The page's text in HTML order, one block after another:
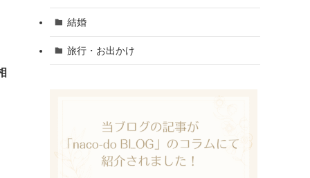
結婚
旅行・お出かけ